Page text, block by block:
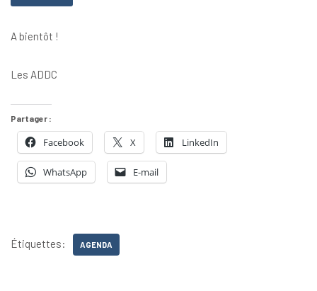
A bientôt !
Les ADDC
Partager :
Facebook X LinkedIn
WhatsApp E-mail
Étiquettes: AGENDA